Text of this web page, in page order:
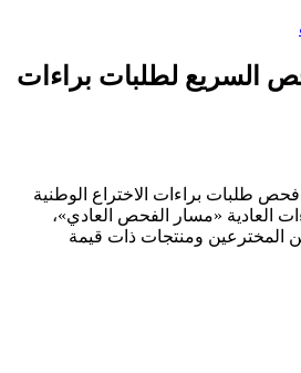
السريع لطلبات براءات
طلبات براءات الاختراع الوطنية
العادية «مسار الفحص العادي»،
ومنتجات ذات قيمة